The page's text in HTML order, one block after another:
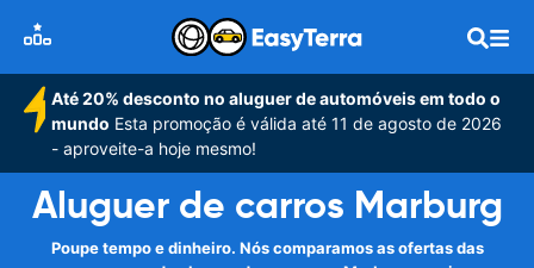
Até 20% desconto no aluguer de automóveis em todo o
mundo Esta promoção é válida até 11 de agosto de 2026
- aproveite-a hoje mesmo!
Aluguer de carros Marburg
Poupe tempo e dinheiro. Nós comparamos as ofertas das